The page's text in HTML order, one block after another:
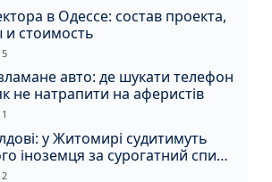
в Одессе: состав проекта,
стоимость
авто: де шукати телефон
не натрапити на аферистів
у Житомирі судитимуть
іноземця за сурогатний спирт